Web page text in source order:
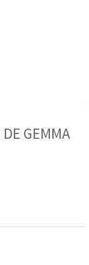
GEMMA